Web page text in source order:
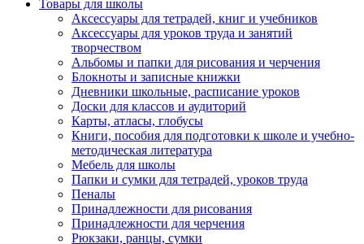
Товары для школы
Аксессуары для тетрадей, книг и учебников
Аксессуары для уроков труда и занятий
творчеством
Альбомы и папки для рисования и черчения
Блокноты и записные книжки
Дневники школьные, расписание уроков
Доски для классов и аудиторий
Карты, атласы, глобусы
Книги, пособия для подготовки к школе и учебно-
методическая литература
Мебель для школы
Папки и сумки для тетрадей, уроков труда
Пеналы
Принадлежности для рисования
Принадлежности для черчения
Рюкзаки, ранцы, сумки